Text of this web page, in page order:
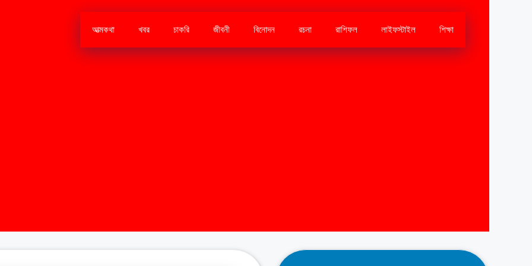
আত্মকথা খবর চাকরি জীবনী বিনোদন রচনা রাশিফল লাইফস্টাইল শিক্ষা